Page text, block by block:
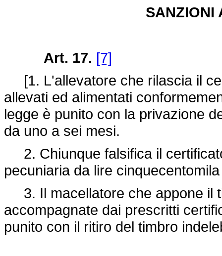
SANZIONI
Art. 17. [7]
[1. L'allevatore che rilascia il
allevati ed alimentati
legge è punito con la privazione
da uno a sei mesi.
2. Chiunque falsifica il
pecuniaria da lire
3. Il macellatore che appone il
accompagnate dai prescritti
punito con il ritiro del timbro